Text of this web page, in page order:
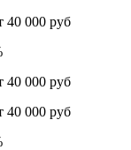
40 000 руб
40 000 руб
40 000 руб